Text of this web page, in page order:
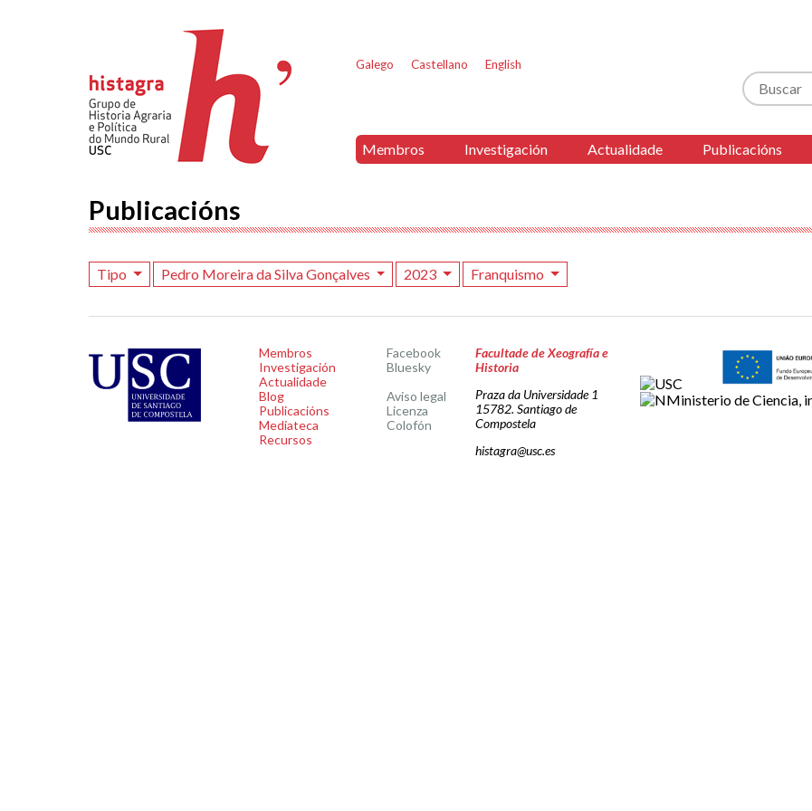
Galego Castellano English
Buscar
Membros Investigación Actualidade Publicacións
Publicacións
Tipo Pedro Moreira da Silva Gonçalves 2023 Franquismo
Membros
Investigación
Actualidade
Blog
Publicacións
Mediateca
Recursos
Facebook
Bluesky
Aviso legal
Licenza
Colofón
Facultade de Xeografía e
Historia
Praza da Universidade 1
15782. Santiago de
Compostela
histagra@usc.es